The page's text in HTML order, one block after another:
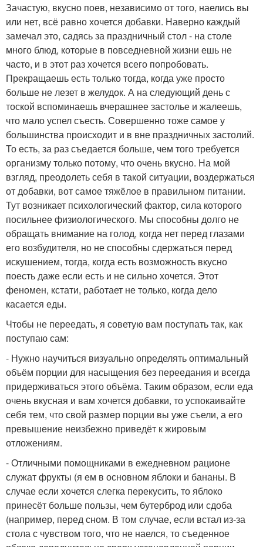
Зачастую, вкусно поев, независимо от того, наелись вы
или нет, всё равно хочется добавки. Наверно каждый
замечал это, садясь за праздничный стол - на столе
много блюд, которые в повседневной жизни ешь не
часто, и в этот раз хочется всего попробовать.
Прекращаешь есть только тогда, когда уже просто
больше не лезет в желудок. А на следующий день с
тоской вспоминаешь вчерашнее застолье и жалеешь,
что мало успел съесть. Совершенно тоже самое у
большинства происходит и в вне праздничных застолий.
То есть, за раз съедается больше, чем того требуется
организму только потому, что очень вкусно. На мой
взгляд, преодолеть себя в такой ситуации, воздержаться
от добавки, вот самое тяжёлое в правильном питании.
Тут возникает психологический фактор, сила которого
посильнее физиологического. Мы способны долго не
обращать внимание на голод, когда нет перед глазами
его возбудителя, но не способны сдержаться перед
искушением, тогда, когда есть возможность вкусно
поесть даже если есть и не сильно хочется. Этот
феномен, кстати, работает не только, когда дело
касается еды.
Чтобы не переедать, я советую вам поступать так, как
поступаю сам:
- Нужно научиться визуально определять оптимальный
объём порции для насыщения без переедания и всегда
придерживаться этого объёма. Таким образом, если еда
очень вкусная и вам хочется добавки, то успокаивайте
себя тем, что свой размер порции вы уже съели, а его
превышение неизбежно приведёт к жировым
отложениям.
- Отличными помощниками в ежедневном рационе
служат фрукты (я ем в основном яблоки и бананы. В
случае если хочется слегка перекусить, то яблоко
принесёт больше пользы, чем бутерброд или сдоба
(например, перед сном. В том случае, если встал из-за
стола с чувством того, что не наелся, то съеденное